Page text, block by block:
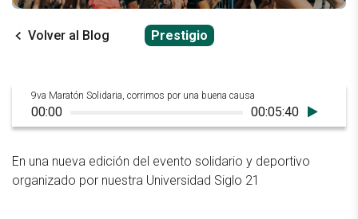
Volver al Blog Prestigio
9va Maratón Solidaria, corrimos por una buena causa
00:00 00:05:40
En una nueva edición del evento solidario y deportivo
organizado por nuestra Universidad Siglo 21